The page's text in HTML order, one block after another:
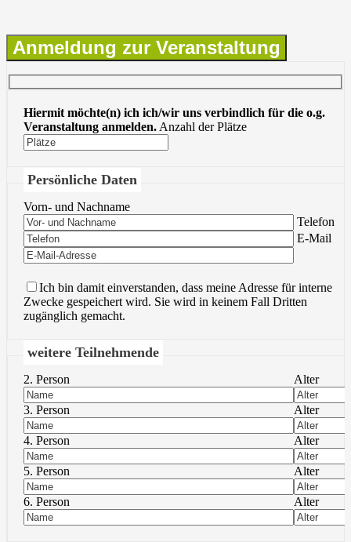
Anmeldung zur Veranstaltung
Hiermit möchte(n) ich ich/wir uns verbindlich für die o.g.
Veranstaltung anmelden. Anzahl der Plätze
Persönliche Daten
Vorn- und Nachname
Bitte lasse
Telefon
Bitte lasse
E-Mail
Ich bin damit einverstanden, dass meine Adresse für interne
Zwecke gespeichert wird. Sie wird in keinem Fall Dritten
zugänglich gemacht.
weitere Teilnehmende
2. Person Alter
3. Person Alter
4. Person Alter
5. Person Alter
6. Person Alter